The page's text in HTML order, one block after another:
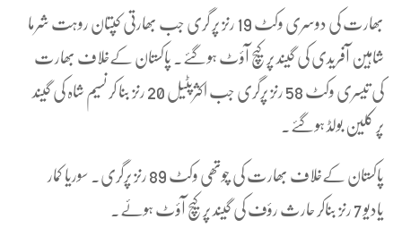
بھارت کی دوسری وکٹ 19 رنز پر گری جب بھارتی کپتان روہت شرما
شاہین آفریدی کی گیند پر کیچ آؤٹ ہوگئے۔ پاکستان کےخلاف بھارت
کی تیسری وکٹ 58 رنز پرگری جب اکثرپٹیل 20 رنز بنا کر نسیم شاہ کی گیند
پر کلین بولڈ ہوگئے۔
پاکستان کےخلاف بھارت کی چوتھی وکٹ 89 رنز پرگری۔ سوریا کمار
یادیو 7 رنز بناکر حارث رؤف کی گیند پر کیچ آؤٹ ہوئے۔